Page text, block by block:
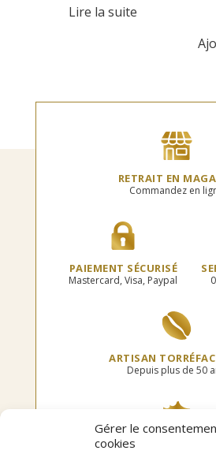
Gérer le
cookies
Lire la suite
RETRAIT EN
Commandez en
PAIEMENT SÉCURISÉ
Mastercard, Visa, Paypal
ARTISAN
Depuis plus de 50
TORRÉFIÉ EN